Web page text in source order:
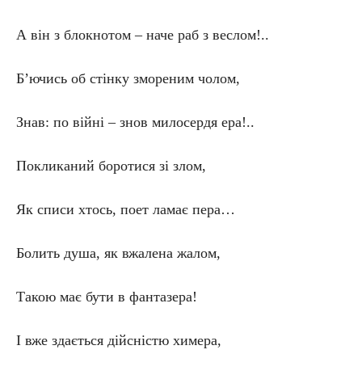
А він з блокнотом – наче раб з веслом!..
Б’ючись об стінку змореним чолом,
Знав: по війні – знов милосердя ера!..
Покликаний боротися зі злом,
Як списи хтось, поет ламає пера…
Болить душа, як вжалена жалом,
Такою має бути в фантазера!
І вже здається дійсністю химера,